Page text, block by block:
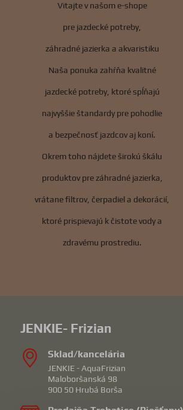
Vitajte v našom e-shope
pre jazdecké potreby,
záhradné jazierka a akvaristiku
Naša ponuka zahŕňa kvalitné
jazdecké potreby, ktoré spĺňajú
najvyššie štandardy pre pohodlie
a bezpečnosť jazdcov aj koní.
Okrem toho nájdete širokú škálu
produktov pre záhradné jazierka,
vrátane filtrov, čerpadiel a dekorácií,
ktoré prispievajú k čistote vody a
zdravému prostrediu.
JENKIE- Frizian
Sklad/kancelária
JENKIE - AquaFrizian
Maloboršanská 98
900 50 Hrubá Borša